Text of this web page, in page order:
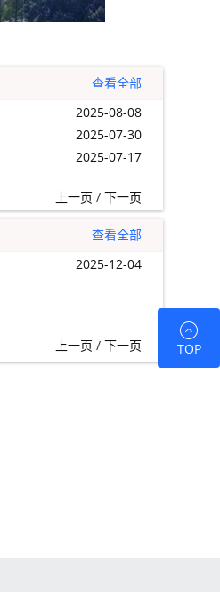
查看全部
2025-08-08
2025-07-30
2025-07-17
下一页
/
上一页
查看全部
2025-12-04
下一页
/
上一页 TOP